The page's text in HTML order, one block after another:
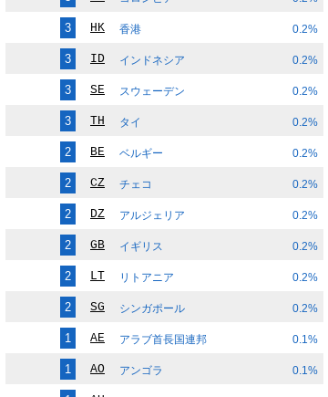
3 HK 香港 0.2%
3 ID インドネシア 0.2%
3 SE スウェーデン 0.2%
3 TH タイ 0.2%
2 BE ベルギー 0.2%
2 CZ チェコ 0.2%
2 DZ アルジェリア 0.2%
2 GB イギリス 0.2%
2 LT リトアニア 0.2%
2 SG シンガポール 0.2%
1 AE アラブ首長国連邦 0.1%
1 AO アンゴラ 0.1%